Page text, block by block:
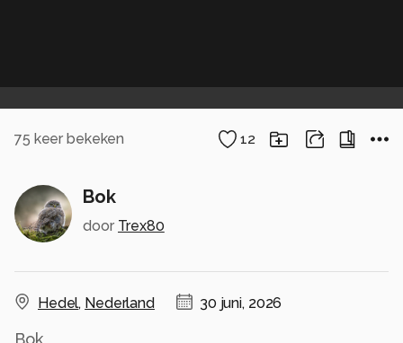
75 keer bekeken 12
Bok
door Trex80
Hedel, Nederland 30 juni, 2026
Bok